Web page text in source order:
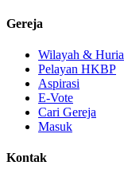
Gereja
Wilayah & Huria
Pelayan HKBP
Aspirasi
E-Vote
Cari Gereja
Masuk
Kontak